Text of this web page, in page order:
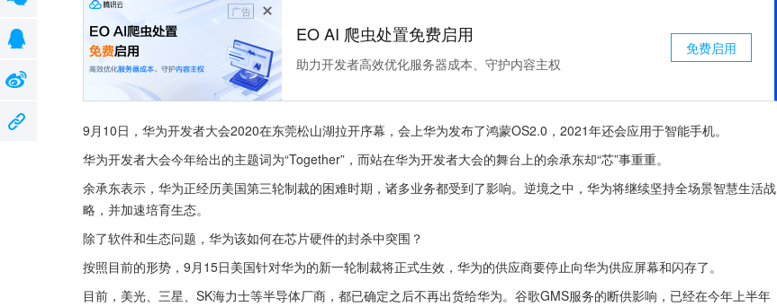
广告
EO AI 爬虫处置免费启用
助力开发者高效优化服务器成本、守护内容主权
免费启用
9月10日，华为开发者大会2020在东莞松山湖拉开序幕，会上华为发布了鸿蒙OS2.0，2021年还会应用于智能手机。
华为开发者大会今年给出的主题词为“Together”，而站在华为开发者大会的舞台上的余承东却“芯”事重重。
余承东表示，华为正经历美国第三轮制裁的困难时期，诸多业务都受到了影响。逆境之中，华为将继续坚持全场景智慧生活战
略，并加速培育生态。
除了软件和生态问题，华为该如何在芯片硬件的封杀中突围？
按照目前的形势，9月15日美国针对华为的新一轮制裁将正式生效，华为的供应商要停止向华为供应屏幕和闪存了。
目前，美光、三星、SK海力士等半导体厂商，都已确定之后不再出货给华为。谷歌GMS服务的断供影响，已经在今年上半年